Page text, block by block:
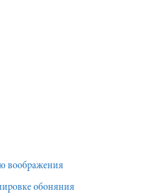
воображения
обоняния